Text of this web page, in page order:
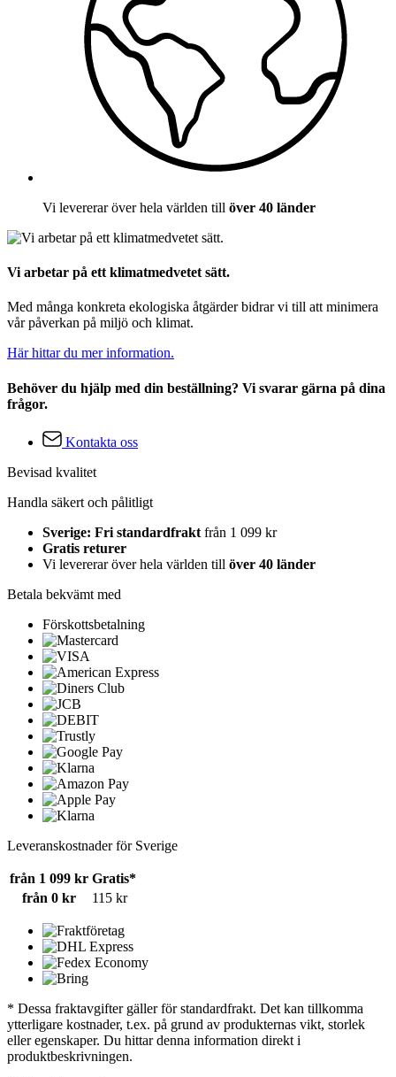
Vi levererar över hela världen till över 40 länder
Vi arbetar på ett klimatmedvetet sätt.
Med många konkreta ekologiska åtgärder bidrar vi till att minimera
vår påverkan på miljö och klimat.
Här hittar du mer information.
Behöver du hjälp med din beställning? Vi svarar gärna på dina
frågor.
Kontakta oss
Bevisad kvalitet
Handla säkert och pålitligt
Sverige: Fri standardfrakt från 1 099 kr
Gratis returer
Vi levererar över hela världen till över 40 länder
Betala bekvämt med
Förskottsbetalning
Leveranskostnader för Sverige
från 1 099 kr Gratis*
från 0 kr
115 kr
* Dessa fraktavgifter gäller för standardfrakt. Det kan tillkomma
ytterligare kostnader, t.ex. på grund av produkternas vikt, storlek
eller egenskaper. Du hittar denna information direkt i
produktbeskrivningen.